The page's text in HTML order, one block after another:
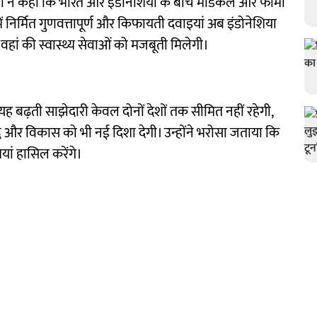
गुणवत्तापूर्ण और किफायती दवाइयां अब इंडोनेशिया
की स्वास्थ्य सेवाओं को मजबूती मिलेगी।
बढ़ती साझेदारी केवल दोनों देशों तक सीमित नहीं रहेगी,
विकास को भी नई दिशा देगी। उन्होंने भरोसा जताया कि
हासिल करेंगे।